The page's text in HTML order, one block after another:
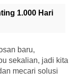
1.000 Hari
baru,
sekalian, jadi kita
mecari solusi